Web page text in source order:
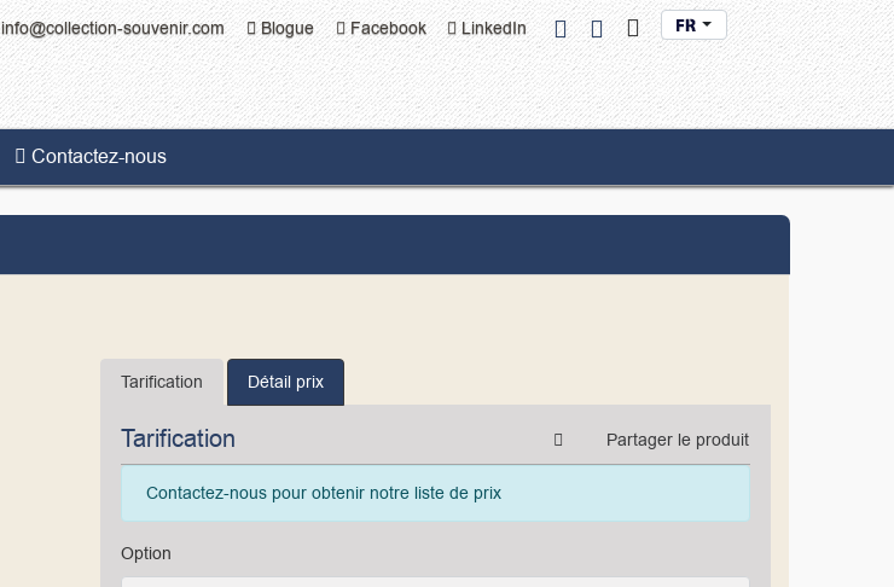
info@collection-souvenir.com Blogue Facebook LinkedIn French
Contactez-nous
Contactez-nous
Tarification Détail prix
Tarification Partager le produit
Contactez-nous pour obtenir notre liste de prix
Option